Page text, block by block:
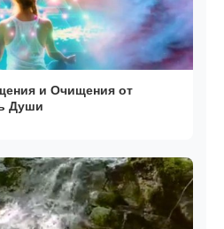
и Очищения от
Души